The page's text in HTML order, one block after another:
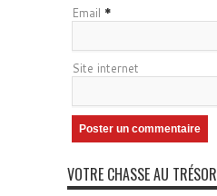
Email *
Site internet
VOTRE CHASSE AU TRÉSOR